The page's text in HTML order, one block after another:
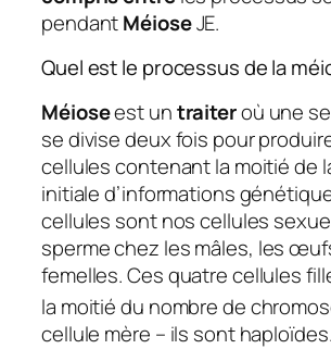
pendantMéioseJE.
Quel est le processus de la
Méioseest untraiteroù une
se divise deux fois pour
cellules contenant la moitié de
initiale d’informations
cellules sont nos cellules
sperme chez les mâles, les
femelles. Ces quatre cellules
la moitié du nombre de
cellule mère – ils sont haploïdes.